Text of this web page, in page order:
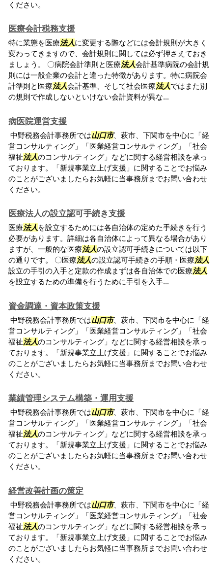
ください。
医療会計税務支援
特に業態を医療法人に変更する際などには会計規則が大きく
変わってきますので、会計規則に関しては必ず押さえておき
ましょう。 〇病院会計準則と医療法人会計基準病院の会計規
則には一般企業の会計と違った特徴があります。特に病院会
計準則と医療法人会計基準、そして社会医療法人ではまた別
の規則で作成しないといけない会計資料が異な...
病医院運営支援
中野税務会計事務所では山口市、萩市、下関市を中心に「経
営コンサルティング」「医業経営コンサルティング」「社会
福祉法人のコンサルティング」などに関する経営相談を承っ
ております。「新規事業立上げ支援」に関することでお悩み
のことがございましたらお気軽に当事務所までお問い合わせ
ください。
医療法人の設立認可手続き支援
医療法人を設立するためには各自治体の定めた手続きを行う
必要があります。詳細は各自治体によって異なる場合があり
ますが、一般的な医療法人の設立認可手続きについては以下
の通りです。 〇医療法人の設立認可手続きの手順・医療法人
設立の手引の入手と定款の作成まずは各自治体での医療法人
を設立するための準備を行うために手引を入手...
資金調達・資本政策支援
中野税務会計事務所では山口市、萩市、下関市を中心に「経
営コンサルティング」「医業経営コンサルティング」「社会
福祉法人のコンサルティング」などに関する経営相談を承っ
ております。「新規事業立上げ支援」に関することでお悩み
のことがございましたらお気軽に当事務所までお問い合わせ
ください。
業績管理システム構築・運用支援
中野税務会計事務所では山口市、萩市、下関市を中心に「経
営コンサルティング」「医業経営コンサルティング」「社会
福祉法人のコンサルティング」などに関する経営相談を承っ
ております。「新規事業立上げ支援」に関することでお悩み
のことがございましたらお気軽に当事務所までお問い合わせ
ください。
経営改善計画の策定
中野税務会計事務所では山口市、萩市、下関市を中心に「経
営コンサルティング」「医業経営コンサルティング」「社会
福祉法人のコンサルティング」などに関する経営相談を承っ
ております。「新規事業立上げ支援」に関することでお悩み
のことがございましたらお気軽に当事務所までお問い合わせ
ください。